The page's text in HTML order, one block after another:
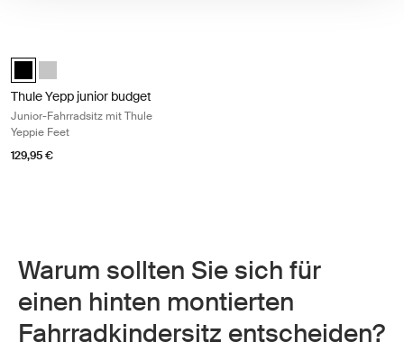
Thule Yepp junior budget Schwarz (selected)
Thule Yepp junior budget Silber
Thule Yepp junior budget
Junior-Fahrradsitz mit Thule
Yeppie Feet
129,95 €
Warum sollten Sie sich für
einen hinten montierten
Fahrradkindersitz entscheiden?